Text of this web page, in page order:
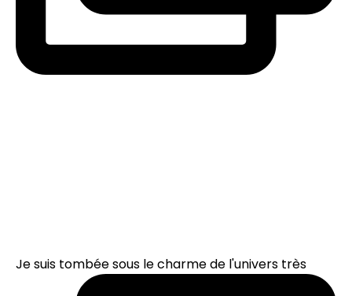
Je suis tombée sous le charme de l'univers très